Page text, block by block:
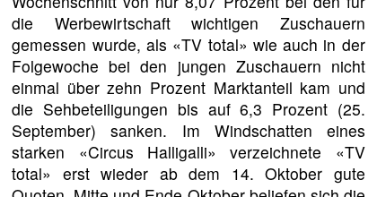
die Werbewirtschaft wichtigen Zuschauern
gemessen wurde, als «TV total» wie auch in der
Folgewoche bei den jungen Zuschauern nicht
einmal über zehn Prozent Marktanteil kam und
die Sehbeteiligungen bis auf 6,3 Prozent (25.
September) sanken. Im Windschatten eines
starken «Circus Halligalli» verzeichnete «TV
total» erst wieder ab dem 14. Oktober gute